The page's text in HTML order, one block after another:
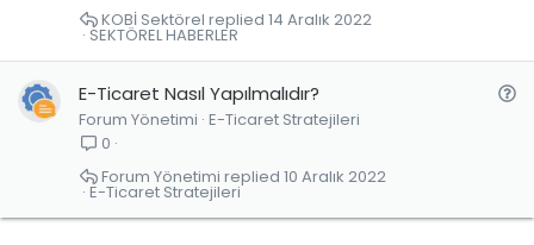
SEKTÖREL HABERLER
14 Aralık 2022
KOBİ Sektörel
S
E-Ticaret Nasıl Yapılmalıdır?
Forum Yönetimi E-Ticaret Stratejileri
0
E-Ticaret Stratejileri
10 Aralık 2022
Forum Yönetimi